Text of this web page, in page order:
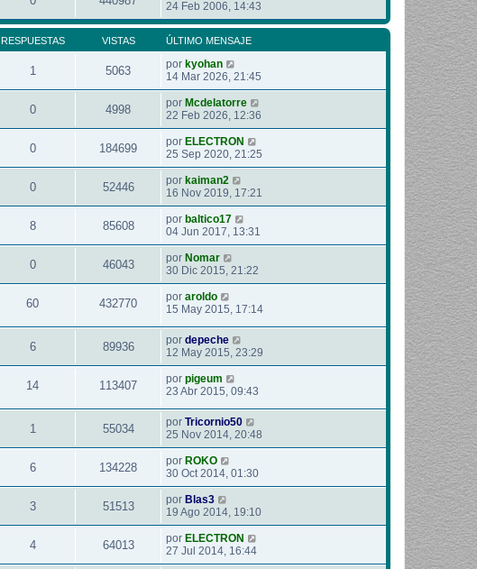
24 Feb 2006, 14:43
RESPUESTAS VISTAS ÚLTIMO MENSAJE
1 5063 por kyohan
14 Mar 2026, 21:45
0 4998 por Mcdelatorre
22 Feb 2026, 12:36
0 184699 por ELECTRON
25 Sep 2020, 21:25
0 52446 por kaiman2
16 Nov 2019, 17:21
8 85608 por baltico17
04 Jun 2017, 13:31
0 46043 por Nomar
30 Dic 2015, 21:22
60 432770 por aroldo
15 May 2015, 17:14
6 89936 por depeche
12 May 2015, 23:29
14 113407 por pigeum
23 Abr 2015, 09:43
1 55034 por Tricornio50
25 Nov 2014, 20:48
6 134228 por ROKO
30 Oct 2014, 01:30
3 51513 por Blas3
19 Ago 2014, 19:10
4 64013 por ELECTRON
27 Jul 2014, 16:44